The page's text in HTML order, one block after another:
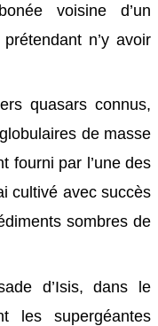
voisine d’un
n’y avoir
quasars connus,
de masse
fourni par l’une des
cultivé avec succès
sombres de
d’Isis, dans le
les supergéantes